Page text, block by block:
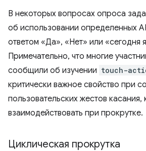
В некоторых вопросах опроса
об использовании определенных
ответом «Да», «Нет» или «сегодня
Примечательно, что многие
сообщили об изучении touch-
критически важное свойство при
пользовательских жестов
взаимодействовать при прокрутке.
Циклическая прокрутка